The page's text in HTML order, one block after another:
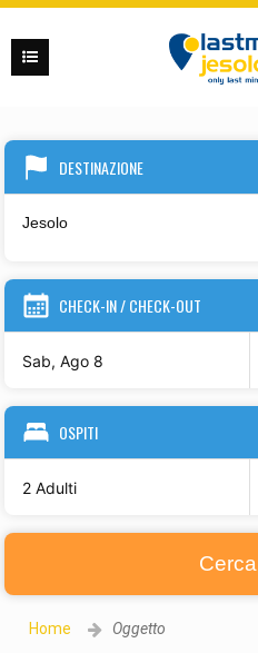
DESTINAZIONE
CHECK-IN / CHECK-OUT
Sab, Ago 8
OSPITI
2 Adulti
Cerca
Home Oggetto